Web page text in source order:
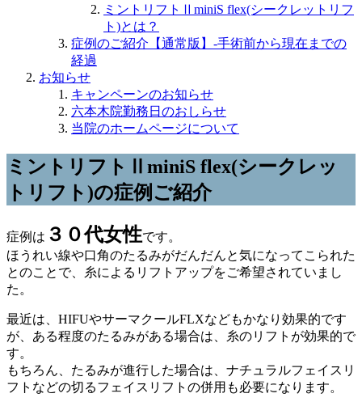
ミントリフトⅡminiS flex(シークレットリフ
ト)とは？
症例のご紹介【通常版】-手術前から現在までの
経過
お知らせ
キャンペーンのお知らせ
六本木院勤務日のおしらせ
当院のホームページについて
ミントリフトⅡminiS flex(シークレッ
トリフト)の症例ご紹介
症例は ３０代女性です。
ほうれい線や口角のたるみがだんだんと気になってこられた
とのことで、糸によるリフトアップをご希望されていまし
た。
最近は、HIFUやサーマクールFLXなどもかなり効果的です
が、ある程度のたるみがある場合は、糸のリフトが効果的で
す。
もちろん、たるみが進行した場合は、ナチュラルフェイスリ
フトなどの切るフェイスリフトの併用も必要になります。